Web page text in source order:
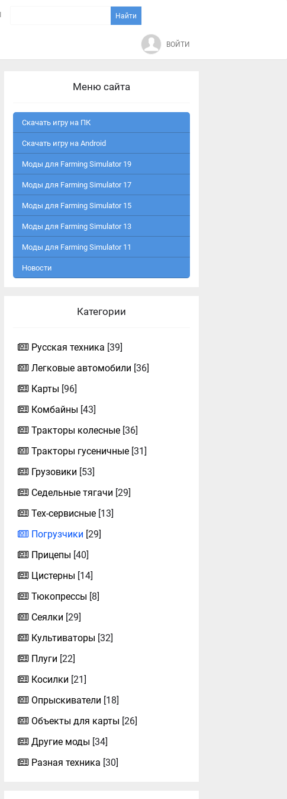
ВОЙТИ
Меню сайта
Скачать игру на ПК
Скачать игру на Android
Моды для Farming Simulator 19
Моды для Farming Simulator 17
Моды для Farming Simulator 15
Моды для Farming Simulator 13
Моды для Farming Simulator 11
Новости
Категории
Русская техника [39]
Легковые автомобили [36]
Карты [96]
Комбайны [43]
Тракторы колесные [36]
Тракторы гусеничные [31]
Грузовики [53]
Седельные тягачи [29]
Тех-сервисные [13]
Погрузчики [29]
Прицепы [40]
Цистерны [14]
Тюкопрессы [8]
Сеялки [29]
Культиваторы [32]
Плуги [22]
Косилки [21]
Опрыскиватели [18]
Объекты для карты [26]
Другие моды [34]
Разная техника [30]